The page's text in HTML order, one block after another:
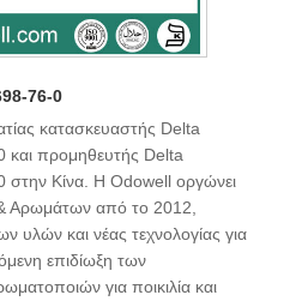
76-0
κατασκευαστής Delta
προμηθευτής Delta
Κίνα. Η Odowell οργώνει
Αρωμάτων από το 2012,
και νέας τεχνολογίας για
επιδίωξη των
για ποικιλία και